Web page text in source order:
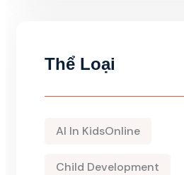
Thể Loại
AI In KidsOnline
Child Development